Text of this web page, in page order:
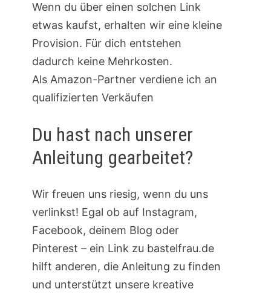
Wenn du über einen solchen Link
etwas kaufst, erhalten wir eine kleine
Provision. Für dich entstehen
dadurch keine Mehrkosten.
Als Amazon-Partner verdiene ich an
qualifizierten Verkäufen
Du hast nach unserer
Anleitung gearbeitet?
Wir freuen uns riesig, wenn du uns
verlinkst! Egal ob auf Instagram,
Facebook, deinem Blog oder
Pinterest – ein Link zu bastelfrau.de
hilft anderen, die Anleitung zu finden
und unterstützt unsere kreative